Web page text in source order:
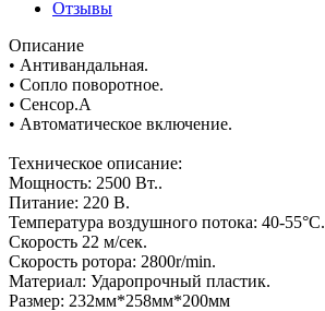
Отзывы
Описание
• Антивандальная.
• Сопло поворотное.
• Сенсор.А
• Автоматическое включение.
Техническое описание:
Мощность: 2500 Вт..
Питание: 220 В.
Температура воздушного потока: 40-55°С.
Скорость 22 м/сек.
Скорость ротора: 2800r/min.
Материал: Ударопрочный пластик.
Размер: 232мм*258мм*200мм